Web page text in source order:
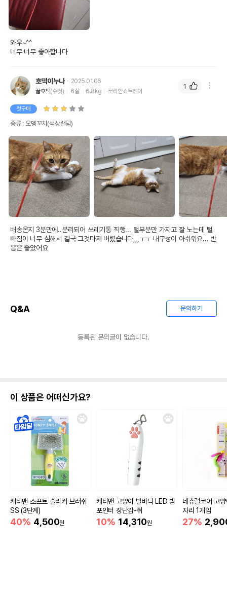
고양이 장난감 막대형
가슴으로 낳아 지갑으로 길렀다지만...
냥님들 장난감에 허리가 휘청!!한다면!!
그럴땐 기본중의 기본!!가성비템!!!
오뎅꼬치를 선물해보세요
(고양이 없는 사람은 있어도 오뎅꼬치 없는 집사는 없다는 학계의 정설!!)
고양이
아이
줄어
고
와우~^^
너무 너무 좋아합니다
호떡이누나
2025.01.06
꿀호떡(수컷) 6살 6.8kg 코리안쇼트헤어
첫구매
종류 : 오뎅꼬치(색상랜덤)
배송온지 3분만에..분리되어 쓰레기통 직행... 털부분만 가지고 잘 노는데 털
빠짐이 너무 심해서 결국 그것마저 버렸습니다,,,ㅜㅜ 내구성이 아쉬워요... 반
응은 좋았어요
1
Q&A 문의하기
등록된 문의글이 없습니다.
이 상품은 어떠신가요?
캐티맨 소프트 슬리커 브러쉬
SS (3단계)
40% 4,500원
캐티맨 고양이 발바닥 LED 빔
포인터 장난감-쥐
10% 14,310원
네츄럴코어 고
자리 1개입
27%